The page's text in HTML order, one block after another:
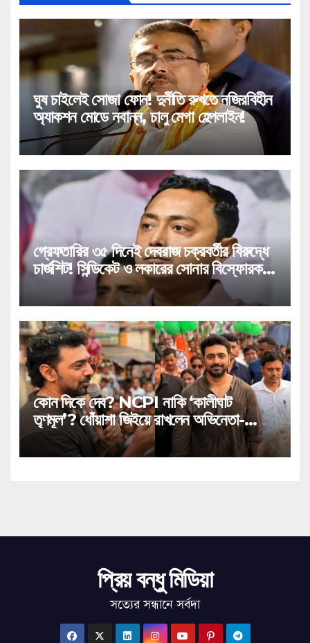
ঘুষ চাইলেই সোজা ফোন! দুর্নীতি রুখতে নজিরবিহীন
অ্যাকশন মোডে নবান্ন, চালু মেগা হেল্পলাইন!
গ্রেফতারির ৩৫ দিনেই দেবরাজ চক্রবর্তীর বিরুদ্ধে
চার্জশিট! সিন্ডিকেট ও লকারের সোনার বিস্ফোরক
উল্লেখ!
কোন দিকে দেব? NCPI নাকি ‘কালীঘাট
তৃণমূল’? ধোঁয়াশা জিইয়ে রাখলেন অভিনেতা-
সাংসদ!
প্রিয় বন্ধু মিডিয়া
সত্যের সন্ধানে সর্বদা